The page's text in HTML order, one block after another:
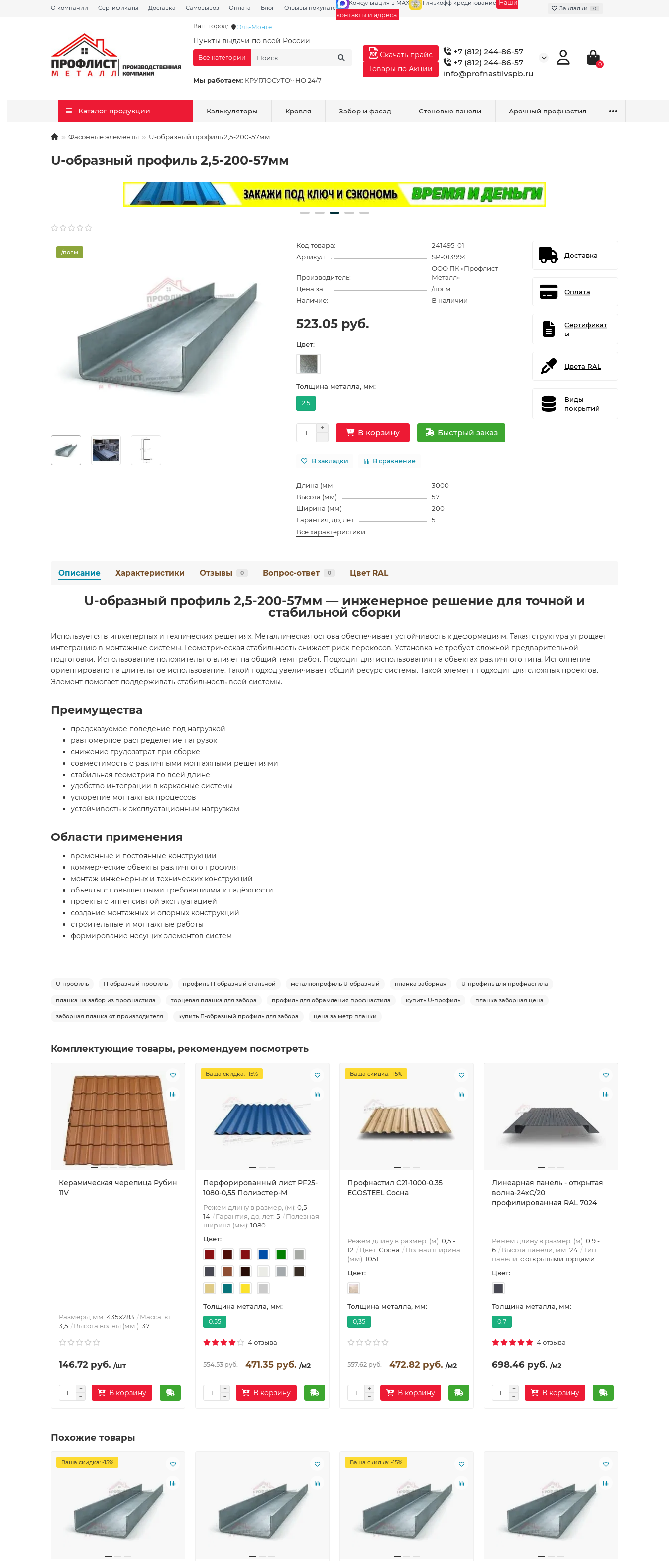
О компании Сертификаты Доставка Самовывоз Оплата Блог Отзывы покупателей Галерея
Консультация в MAX Тинькофф кредитование Наши
контакты и адреса
Закладки 0
Ваш город: Эль-Монте
Пункты выдачи по всей России
Мы работаем: КРУГЛОСУТОЧНО 24/7
Все категории
Скачать прайс
Товары по Акции
+7 (812) 244-86-57
+7 (812) 244-86-57
info@profnastilvspb.ru
0
Каталог продукции Калькуляторы Кровля Забор и фасад Стеновые панели Арочный профнастил
Фасонные элементы U-образный профиль 2,5-200-57мм
U-образный профиль 2,5-200-57мм
/пог.м
Код товара:
241495-01
Артикул:
SP-013994
Производитель:
ООО ПК «Профлист
Металл»
Цена за:
/пог.м
Наличие:
В наличии
523.05 руб.
Цвет:
Толщина металла, мм:
2.5
В корзину Быстрый заказ
В закладки В сравнение
Длина (мм)
3000
Высота (мм)
57
Ширина (мм)
200
Гарантия, до, лет
5
Все характеристики
Доставка
Оплата
Сертификат
ы
Цвета RAL
Виды
покрытий
Описание Характеристики Отзывы 0 Вопрос-ответ 0 Цвет RAL
U-образный профиль 2,5-200-57мм — инженерное решение для точной и
стабильной сборки
Используется в инженерных и технических решениях. Металлическая основа обеспечивает устойчивость к деформациям. Такая структура упрощает
интеграцию в монтажные системы. Геометрическая стабильность снижает риск перекосов. Установка не требует сложной предварительной
подготовки. Использование положительно влияет на общий темп работ. Подходит для использования на объектах различного типа. Исполнение
ориентировано на длительное использование. Такой подход увеличивает общий ресурс системы. Такой элемент подходит для сложных проектов.
Элемент помогает поддерживать стабильность всей системы.
Преимущества
предсказуемое поведение под нагрузкой
равномерное распределение нагрузок
снижение трудозатрат при сборке
совместимость с различными монтажными решениями
стабильная геометрия по всей длине
удобство интеграции в каркасные системы
ускорение монтажных процессов
устойчивость к эксплуатационным нагрузкам
Области применения
временные и постоянные конструкции
коммерческие объекты различного профиля
монтаж инженерных и технических конструкций
объекты с повышенными требованиями к надёжности
проекты с интенсивной эксплуатацией
создание монтажных и опорных конструкций
строительные и монтажные работы
формирование несущих элементов систем
U-профиль П-образный профиль профиль П-образный стальной металлопрофиль U-образный планка заборная U-профиль для профнастила
планка на забор из профнастила торцевая планка для забора профиль для обрамления профнастила купить U-профиль планка заборная цена
заборная планка от производителя купить П-образный профиль для забора цена за метр планки
Комплектующие товары, рекомендуем посмотреть
Керамическая черепица Рубин
11V
Размеры, мм: 435x283
Масса, кг:
3,5
Высота волны (мм.): 37
146.72 руб. /шт
В корзину
Ваша скидка: -15%
Перфорированный лист PF25-
1080-0,55 Полиэстер-М
Режем длину в размер, (м): 0,5 -
14
Гарантия, до, лет: 5
Полезная
ширина (мм): 1080
Цвет:
Толщина металла, мм:
0.55
4 отзыва
554.53 руб. 471.35 руб. /м2
В корзину
Ваша скидка: -15%
Профнастил C21-1000-0.35
ECOSTEEL Сосна
Режем длину в размер, (м): 0,5 -
12
Цвет: Сосна
Полная ширина
(мм): 1051
Цвет:
Толщина металла, мм:
0,35
557.62 руб. 472.82 руб. /м2
В корзину
Линеарная панель - открытая
волна-24хС/20
профилированная RAL 7024
Режем длину в размер, (м): 0,9 -
6
Высота панели, мм: 24
Тип
панели: с открытыми торцами
Цвет:
Толщина металла, мм:
0.7
4 отзыва
698.46 руб. /м2
В корзину
Похожие товары
Ваша скидка: -15% Ваша скидка: -15%